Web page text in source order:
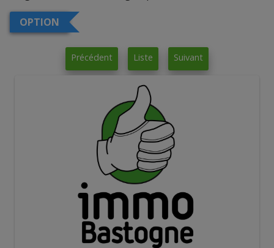
OPTION
Précédent Liste Suivant